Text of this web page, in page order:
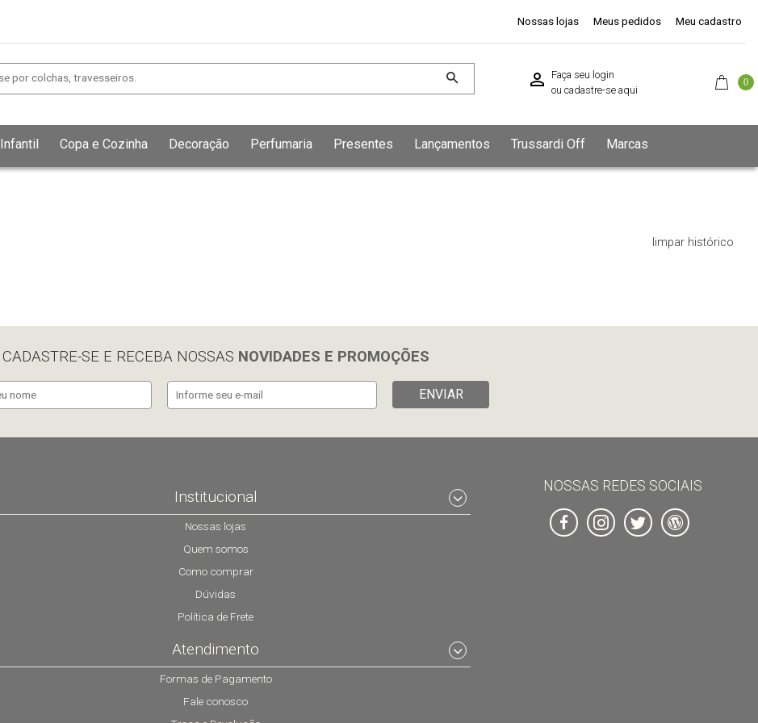
Nossas lojas Meus pedidos Meu cadastro
Faça seu login
ou cadastre-se aqui
0
Infantil Copa e Cozinha Decoração Perfumaria Presentes Lançamentos Trussardi Off Marcas
limpar histórico
CADASTRE-SE E RECEBA NOSSAS NOVIDADES E PROMOÇÕES
ENVIAR
Institucional
Nossas lojas
Quem somos
Como comprar
Dúvidas
Política de Frete
Atendimento
Formas de Pagamento
Fale conosco
NOSSAS REDES SOCIAIS